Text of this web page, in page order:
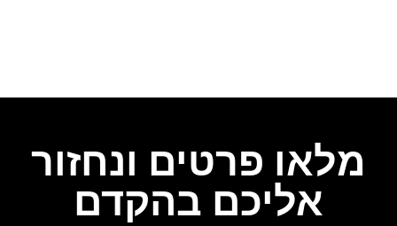
מלאו פרטים ונחזור
אליכם בהקדם